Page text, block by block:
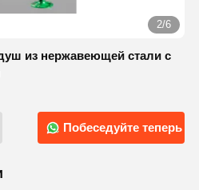
2/6
из нержавеющей стали с
Побеседуйте теперь